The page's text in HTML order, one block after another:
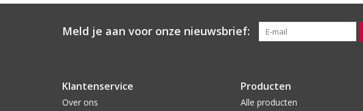
Meld je aan voor onze nieuwsbrief:
Klantenservice
Over ons
Producten
Alle producten